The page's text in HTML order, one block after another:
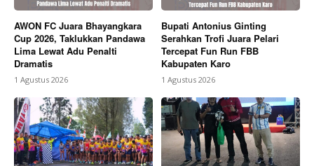
AWON FC Juara Bhayangkara
Cup 2026, Taklukkan Pandawa
Lima Lewat Adu Penalti
Dramatis
1 Agustus 2026
Bupati Antonius Ginting
Serahkan Trofi Juara Pelari
Tercepat Fun Run FBB
Kabupaten Karo
1 Agustus 2026